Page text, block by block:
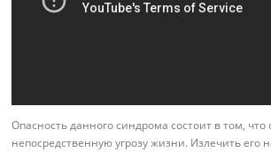
Опасность данного синдрома состоит в том, что
непосредственную угрозу жизни. Излечить его